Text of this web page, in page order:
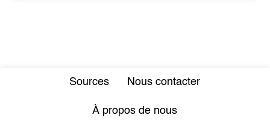
Sources Nous contacter
À propos de nous